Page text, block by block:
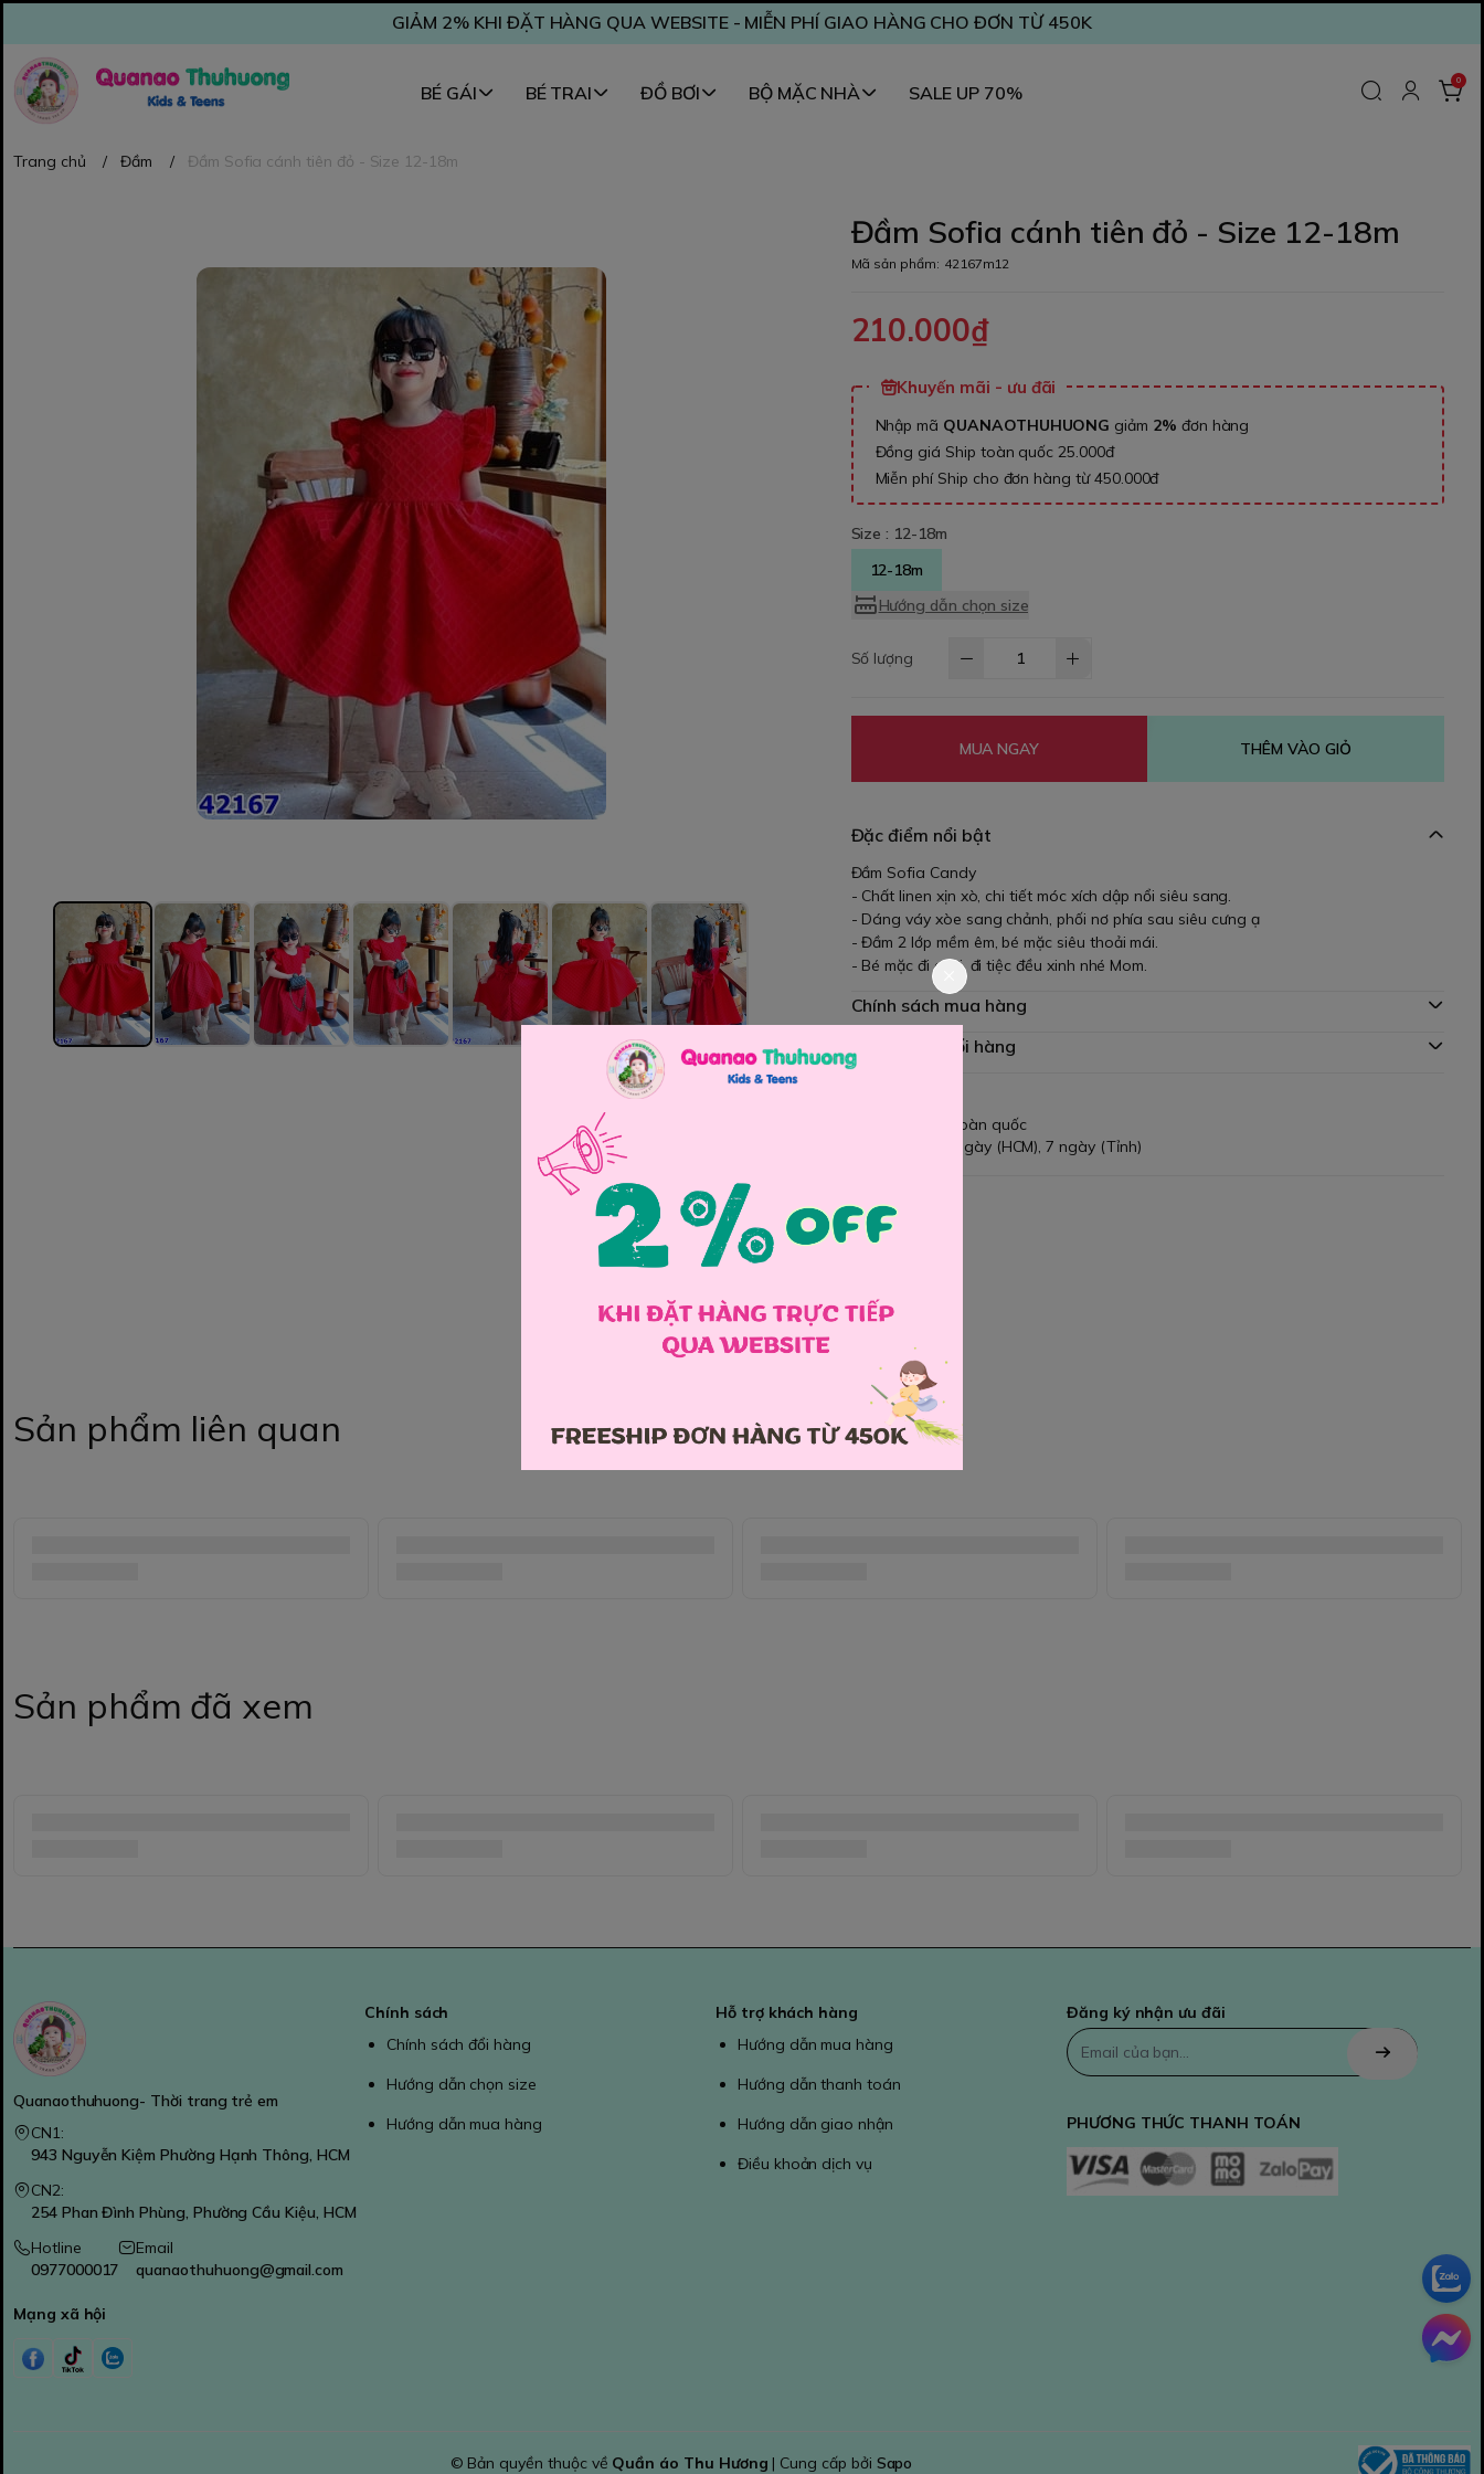
GIẢM 2% KHI ĐẶT HÀNG QUA WEBSITE - MIỄN PHÍ GIAO HÀNG CHO ĐƠN TỪ 450K
BÉ GÁI BÉ TRAI ĐỒ BƠI BỘ MẶC NHÀ SALE UP 70%
0
Trang chủ / Đầm / Đầm Sofia cánh tiên đỏ - Size 12-18m
Đầm Sofia cánh tiên đỏ - Size 12-18m
Mã sản phẩm: 42167m12
210.000₫
Khuyến mãi - ưu đãi
Nhập mã QUANAOTHUHUONG giảm 2% đơn hàng
Đồng giá Ship toàn quốc 25.000đ
Miễn phí Ship cho đơn hàng từ 450.000đ
Size : 12-18m
12-18m
Hướng dẫn chọn size
Số lượng
MUA NGAY THÊM VÀO GIỎ
Đặc điểm nổi bật
Đầm Sofia Candy
- Chất linen xịn xò, chi tiết móc xích dập nổi siêu sang.
- Dáng váy xòe sang chảnh, phối nơ phía sau siêu cưng ạ
- Đầm 2 lớp mềm êm, bé mặc siêu thoải mái.
- Bé mặc đi chơi, đi tiệc đều xinh nhé Mom.
Chính sách mua hàng
Chính sách đổi hàng
Giao hàng toàn quốc
Đổi hàng 3 ngày (HCM), 7 ngày (Tỉnh)
Chia sẻ
Sản phẩm liên quan
Sản phẩm đã xem
Quanaothuhuong- Thời trang trẻ em
CN1:
943 Nguyễn Kiệm Phường Hạnh Thông, HCM
CN2:
254 Phan Đình Phùng, Phường Cầu Kiệu, HCM
Hotline
0977000017
Email
quanaothuhuong@gmail.com
Mạng xã hội
Chính sách
Chính sách đổi hàng
Hướng dẫn chọn size
Hướng dẫn mua hàng
Hỗ trợ khách hàng
Hướng dẫn mua hàng
Hướng dẫn thanh toán
Hướng dẫn giao nhận
Điều khoản dịch vụ
Đăng ký nhận ưu đãi
PHƯƠNG THỨC THANH TOÁN
© Bản quyền thuộc về Quần áo Thu Hương | Cung cấp bởi Sapo